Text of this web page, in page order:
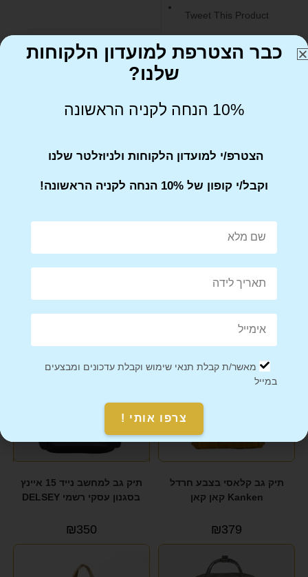
Tweet This Product
Pin This Product
Mail This Product
מוצרים קשורים
תיק גב קלאסי בצבע חרדל
Kanken קאן קאן
₪379
תיק גב למחשב נייד 15 איינץ
בסגנון עסקי רשמי DELSEY
₪350
כבר הצטרפת למועדון הלקוחות
שלנו?
10% הנחה לקניה הראשונה
הצטרפ/י למועדון הלקוחות ולניוזלטר שלנו
וקבל/י קופון של 10% הנחה לקניה הראשונה!
מאשר/ת קבלת תנאי שימוש וקבלת עדכונים ומבצעים
במייל
צרפו אותי !